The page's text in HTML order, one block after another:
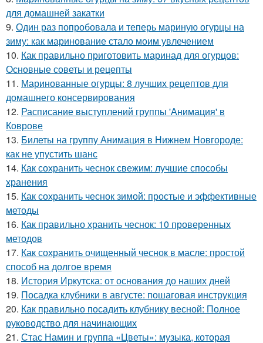
для домашней закатки
9. Один раз попробовала и теперь мариную огурцы на
зиму: как маринование стало моим увлечением
10. Как правильно приготовить маринад для огурцов:
Основные советы и рецепты
11. Маринованные огурцы: 8 лучших рецептов для
домашнего консервирования
12. Расписание выступлений группы 'Анимация' в
Коврове
13. Билеты на группу Анимация в Нижнем Новгороде:
как не упустить шанс
14. Как сохранить чеснок свежим: лучшие способы
хранения
15. Как сохранить чеснок зимой: простые и эффективные
методы
16. Как правильно хранить чеснок: 10 проверенных
методов
17. Как сохранить очищенный чеснок в масле: простой
способ на долгое время
18. История Иркутска: от основания до наших дней
19. Посадка клубники в августе: пошаговая инструкция
20. Как правильно посадить клубнику весной: Полное
руководство для начинающих
21. Стас Намин и группа «Цветы»: музыка, которая